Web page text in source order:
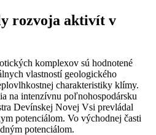
rozvoja aktivít v
komplexov sú hodnotené
vlastností geologického
charakteristiky klímy.
na intenzívnu poľnohospodársku
Devínskej Novej Vsi prevládal
potenciálom. Vo východnej časti
potenciálom.